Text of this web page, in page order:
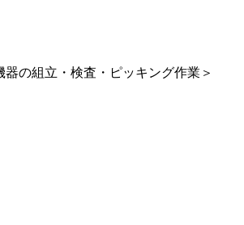
の組立・検査・ピッキング作業＞